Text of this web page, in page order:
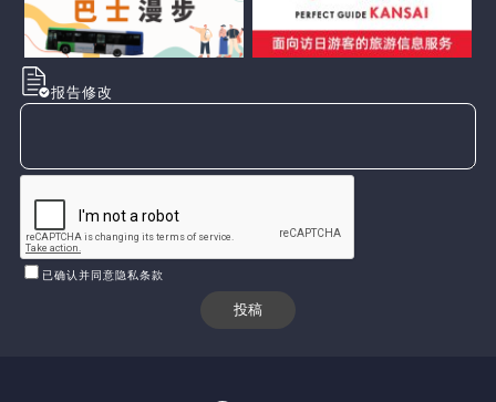
报告修改
已确认并同意隐私条款